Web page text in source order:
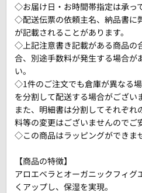
◇お届け日・お時間帯指定は承っ
◇配送伝票の依頼主名、納品書に
が記載されることがあります。
◇上記注意書き記載がある商品の
合、別途手数料が発生する場合が
い。
◇1件のご注文でも倉庫が異なる
を分割して配送する場合がござい
また、明細書は分割してそれぞ
料等の変更はございませんのでご
◇この商品はラッピングができま
【商品の特徴】
アロエベラとオーガニックフィグ
くアップし、保湿を実現。